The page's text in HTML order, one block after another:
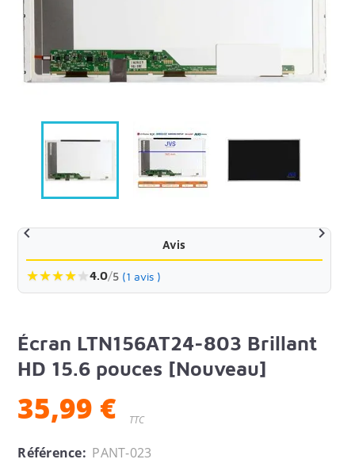
 
Avis
★★★★★4.0/5 (1 avis )
Écran LTN156AT24-803 Brillant
HD 15.6 pouces [Nouveau]
35,99 € TTC
Référence: PANT-023